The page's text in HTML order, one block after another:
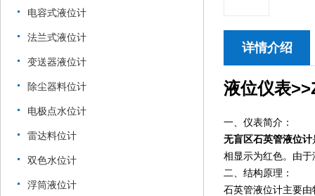
电容式液位计
法兰式液位计
变送器液位计
除尘器料位计
电极点水位计
雷达料位计
双色水位计
浮筒液位计
详情介绍
液位仪表
一、仪表简介：
无盲区石英管液位计
相显示为红色。由
二、结构原理：
石英管液位计主要